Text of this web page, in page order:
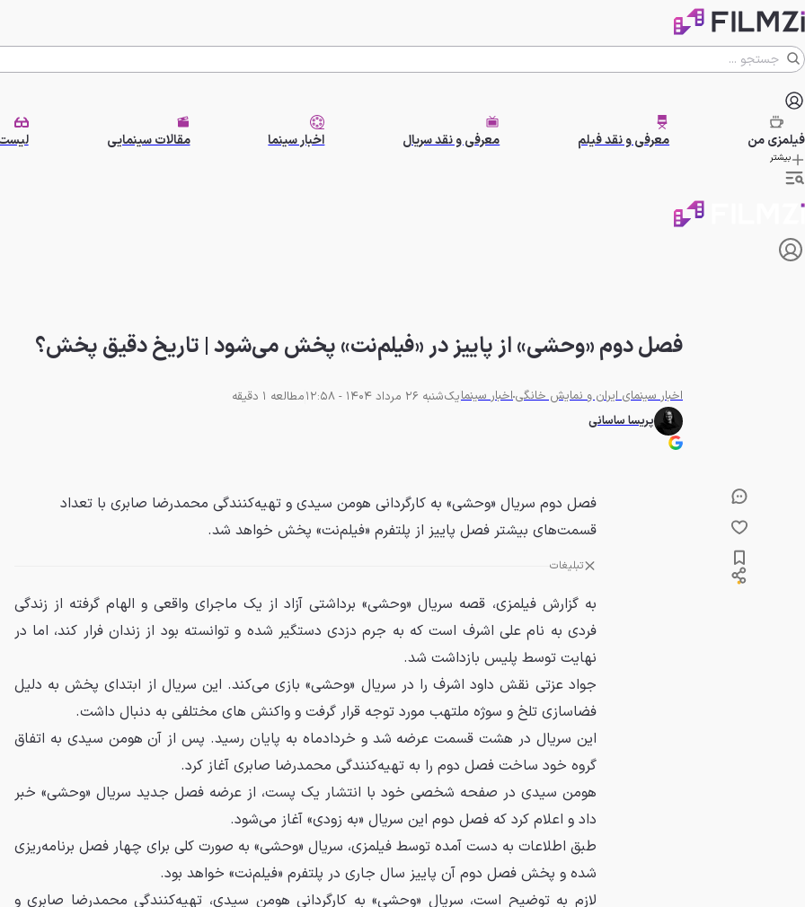
فیلمزیمن معرفی و نقد فیلم معرفی و نقد سریال اخبار سینما مقالات سینمایی
بیشتر
فصل دوم «وحشی» از پاییز در «فیلم‌نت» پخش می‌شود | تاریخ دقیق پخش؟
اخبار سینمای ایران و نمایش خانگیاخبار سینمایک‌شنبه 26 مرداد 1404 - 12:58
مطالعه 1 دقیقه
پریسا ساسانی
فصل دوم سریال «وحشی» به کارگردانی هومن سیدی و تهیه‌کنندگی محمدرضا صابری با تعداد
قسمت‌های بیشتر فصل پاییز از پلتفرم «فیلم‌نت» پخش خواهد شد.
تبلیغات
به گزارش فیلمزی، قصه سریال «وحشی» برداشتی آزاد از یک ماجرای واقعی و الهام گرفته از زندگی
فردی به نام علی اشرف است که به جرم دزدی دستگیر شده و توانسته بود از زندان فرار کند، اما در
نهایت توسط پلیس بازداشت شد.
جواد عزتی نقش داود اشرف را در سریال «وحشی» بازی می‌کند. این سریال از ابتدای پخش به دلیل
فضاسازی تلخ و سوژه ملتهب مورد توجه قرار گرفت و واکنش های مختلفی به دنبال داشت.
این سریال در هشت قسمت عرضه شد و خردادماه به پایان رسید. پس از آن هومن سیدی به اتفاق
گروه خود ساخت فصل دوم را به تهیه‌کنندگی محمدرضا صابری آغاز کرد.
هومن سیدی در صفحه شخصی خود با انتشار یک پست، از عرضه فصل جدید سریال «وحشی» خبر
داد و اعلام کرد که فصل دوم این سریال «به زودی» آغاز می‌شود.
طبق اطلاعات به دست آمده توسط فیلمزی، سریال «وحشی» به صورت کلی برای چهار فصل برنامه‌ریزی
شده و پخش فصل دوم آن پاییز سال جاری در پلتفرم «فیلم‌نت» خواهد بود.
لازم به توضیح است، سریال «وحشی» به کارگردانی هومن سیدی، تهیه‌کنندگی محمدرضا صابری و